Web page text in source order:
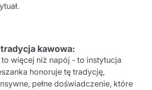
kawowa:
więcej niż napój - to instytucja
honoruje tę tradycję,
pełne doświadczenie, które